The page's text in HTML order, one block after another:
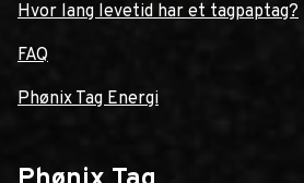
Hvor lang levetid har et tagpaptag?
FAQ
Phønix Tag Energi